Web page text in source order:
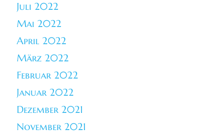
Juli 2022
Mai 2022
April 2022
März 2022
Februar 2022
Januar 2022
Dezember 2021
November 2021